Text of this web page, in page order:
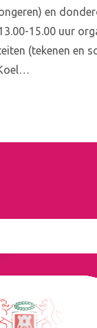
en
15.00 uur
(tekenen en